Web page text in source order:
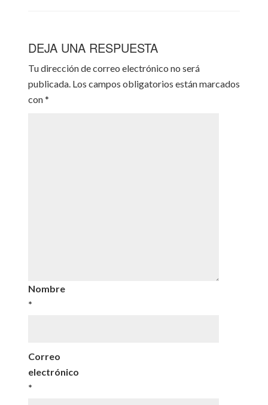
DEJA UNA RESPUESTA
Tu dirección de correo electrónico no será
publicada. Los campos obligatorios están marcados
con*
Nombre
*
Correo
electrónico
*